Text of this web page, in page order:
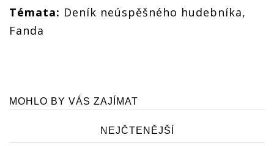
Témata: Deník neúspěšného hudebníka,
Fanda
MOHLO BY VÁS ZAJÍMAT
NEJČTENĚJŠÍ